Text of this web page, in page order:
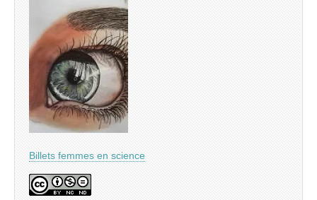
Billets femmes en science